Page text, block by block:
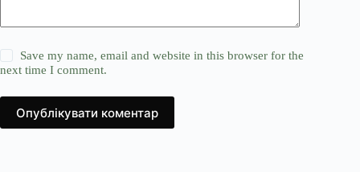
Save my name, email and website in this browser for the
next time I comment.
Опублікувати коментар